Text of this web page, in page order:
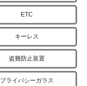
ETC
キーレス
盗難防止装置
プライバシーガラス